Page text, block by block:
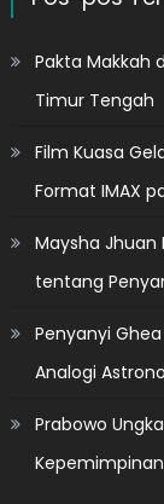
Pakta Makkah
Timur Tengah
Film Kuasa
Format IMAX
Maysha Jhuan
tentang
Penyanyi Ghea
Analogi
Prabowo
Kepemimpinan